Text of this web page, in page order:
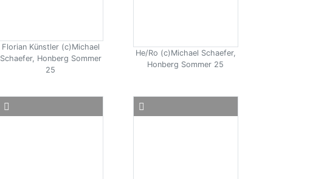
Florian Künstler (c)Michael
Schaefer, Honberg Sommer
25
He/Ro (c)Michael Schaefer,
Honberg Sommer 25